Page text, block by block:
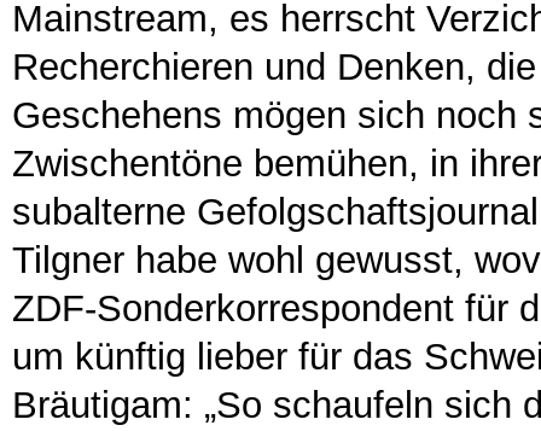
Mainstream, es herrscht
Recherchieren und Denken,
Geschehens mögen sich noch
Zwischentöne bemühen, in
subalterne
Tilgner habe wohl gewusst,
ZDF-Sonderkorrespondent für
um künftig lieber für das
Bräutigam: „So schaufeln sich